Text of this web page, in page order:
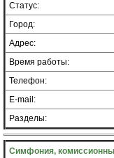
Статус:
Город:
Адрес:
Время работы:
Телефон:
E-mail:
Разделы:
Симфония,